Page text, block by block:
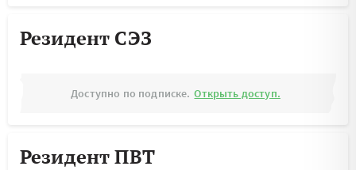
Резидент СЭЗ
Доступно по подписке. Открыть доступ.
Резидент ПВТ